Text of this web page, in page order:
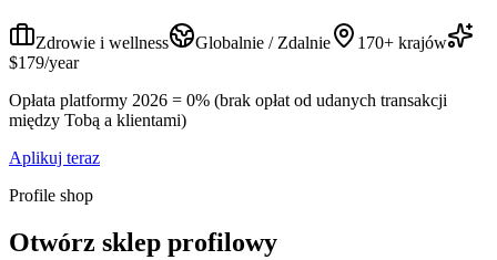
Zdrowie i wellness Globalnie / Zdalnie
170+ krajów
$179/year
Opłata platformy 2026 = 0% (brak opłat od udanych transakcji
między Tobą a klientami)
Aplikuj teraz
Profile shop
Otwórz sklep profilowy